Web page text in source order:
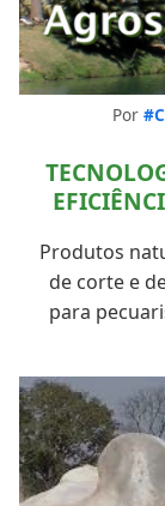
Por
Produtos
de corte e
para